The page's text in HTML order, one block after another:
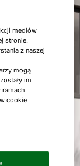
zakłócającego
EC. Ten
urządzeń
mediów
stronie.
z naszej
mogą
im
ramach
cookie